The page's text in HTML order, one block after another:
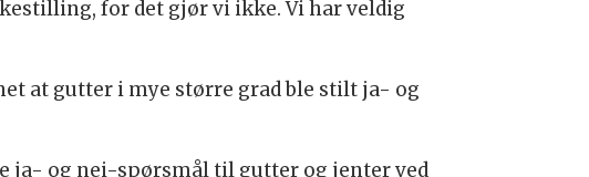
for det gjør vi ikke. Vi har veldig
at gutter i mye større grad ble stilt ja- og
ja- og nei-spørsmål til gutter og jenter ved